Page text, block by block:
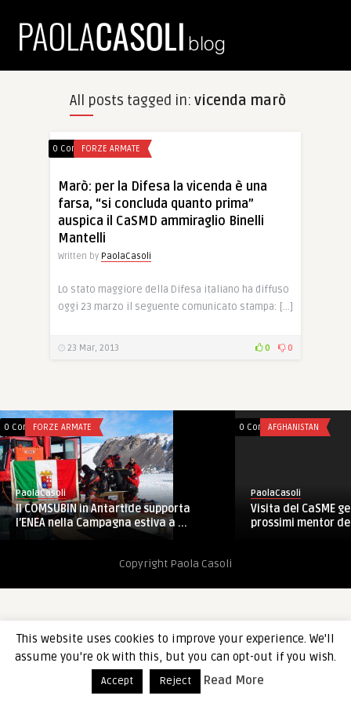
All posts tagged in: vicenda marò
0 CommentsFORZE ARMATE
Marò: per la Difesa la vicenda è una
farsa, “si concluda quanto prima”
auspica il CaSMD ammiraglio Binelli
Mantelli
Written by PaolaCasoli
Lo stato maggiore della Difesa italiano ha diffuso
oggi 23 marzo il seguente comunicato stampa: […]
23 Mar, 2013 0 0
0 CommentsFORZE ARMATE
PaolaCasoli
Il COMSUBIN in Antartide supporta
l’ENEA nella Campagna estiva a ...
0 CommentsAFGHANISTAN
PaolaCasoli
Visita del CaSME
prossimi mentor
Copyright Paola Casoli
This website uses cookies to improve your experience. We'll
assume you're ok with this, but you can opt-out if you wish.
Accept Reject Read More